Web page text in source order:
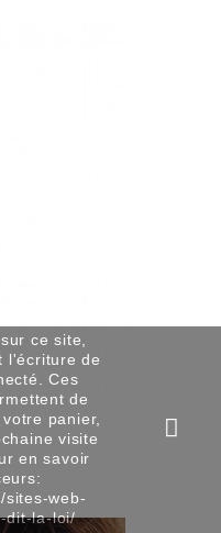
ce site,
l'écriture de
Ces
de
panier,
visite
en savoir
sites-web-
dit-la-loi/